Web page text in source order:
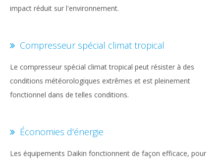
impact réduit sur l'environnement.
Compresseur spécial climat tropical
Le compresseur spécial climat tropical peut résister à des
conditions météorologiques extrêmes et est pleinement
fonctionnel dans de telles conditions.
Économies d'énergie
Les équipements Daikin fonctionnent de façon efficace, pour